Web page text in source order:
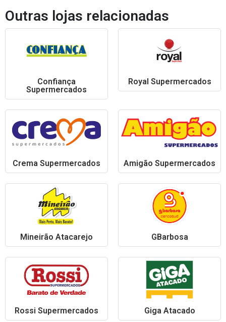
Outras lojas relacionadas
Confiança
Supermercados
Royal Supermercados
Crema Supermercados Amigão Supermercados
Mineirão Atacarejo GBarbosa
Rossi Supermercados Giga Atacado